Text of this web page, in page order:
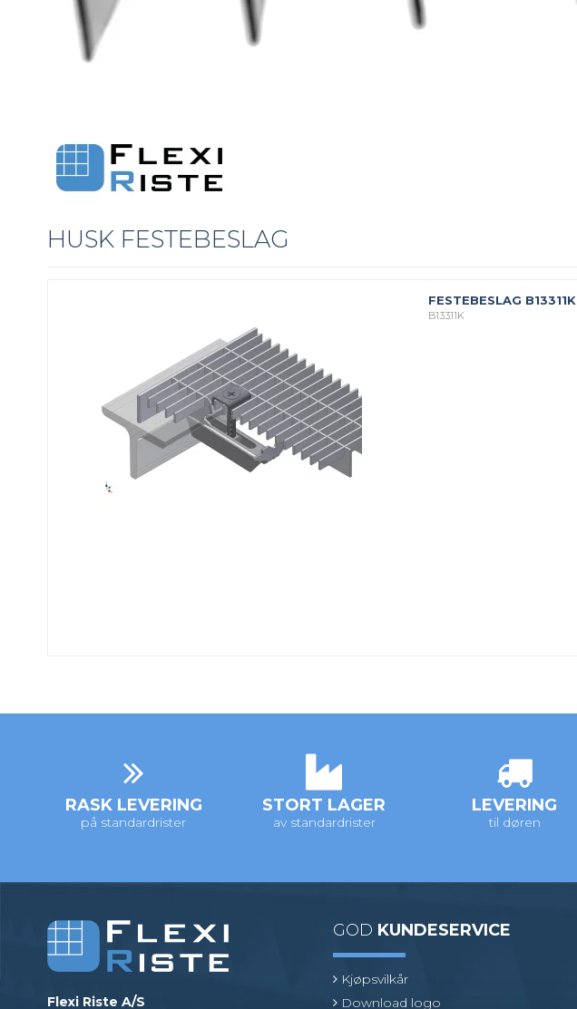
HUSK FESTEBESLAG
FESTEBESLAG B13311K
B13311K
RASK LEVERING
på standardrister
STORT LAGER
av standardrister
LEVERING
til døren
Flexi Riste A/S
GOD KUNDESERVICE
Kjøpsvilkår
Download logo